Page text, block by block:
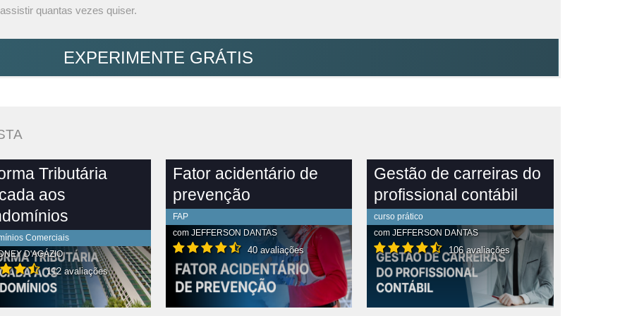
quantas vezes quiser.
EXPERIMENTE GRÁTIS
Tributária
aos
Comerciais
D'AGÁZIO
112 avaliações
Fator acidentário de
prevenção
FAP
com JEFFERSON DANTAS
40 avaliações
CONTEÚDO COMPLETO
Gestão de carreiras do
profissional contábil
curso prático
comJEFFERSON DANTAS
106 avaliações
VER CONTEÚDO COMPLETO